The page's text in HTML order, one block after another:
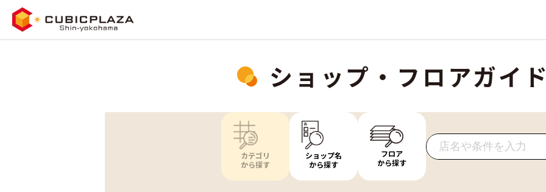
ショップ・フロアガイド
カテゴリ
から探す
ショップ名
から探す
フロア
から探す